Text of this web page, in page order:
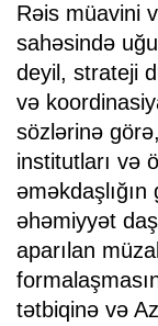
Rəis müavini
sahəsində
deyil, strateji
və
sözlərinə
institutları və
əhəmiyyət
aparılan
tətbiqinə və